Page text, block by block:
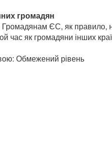
громадян
Громадянам ЄС, як правило,
час як громадяни інших
Обмежений рівень